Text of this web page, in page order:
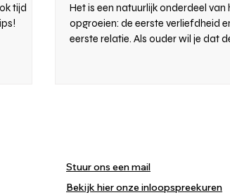
tijd
Het is een natuurlijk onderdeel van
opgroeien: de eerste verliefdheid
eerste relatie. Als ouder wil je dat
Stuur ons een mail
Bekijk hier onze inloopspreekuren